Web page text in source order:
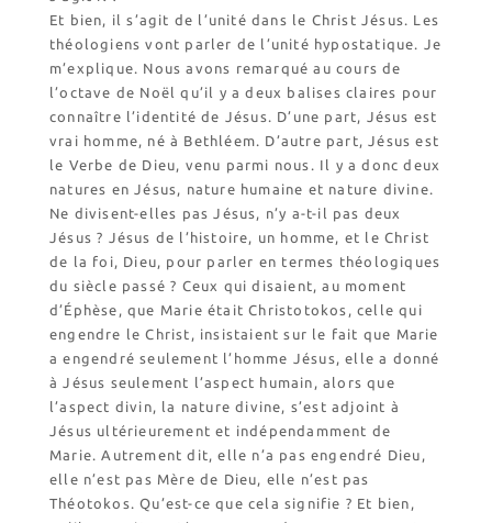
Dernières conférences
Contact Accueil
Contact Boutique
Contact Communauté
Contact Biscuiterie
Et bien, il s’agit de l’unité dans le Christ Jésus. Les
théologiens vont parler de l’unité hypostatique. Je
m’explique. Nous avons remarqué au cours de
l’octave de Noël qu’il y a deux balises claires pour
connaître l’identité de Jésus. D’une part, Jésus est
vrai homme, né à Bethléem. D’autre part, Jésus est
le Verbe de Dieu, venu parmi nous. Il y a donc deux
natures en Jésus, nature humaine et nature divine.
Ne divisent-elles pas Jésus, n’y a-t-il pas deux
Jésus ? Jésus de l’histoire, un homme, et le Christ
de la foi, Dieu, pour parler en termes théologiques
du siècle passé ? Ceux qui disaient, au moment
d’Éphèse, que Marie était Christotokos, celle qui
engendre le Christ, insistaient sur le fait que Marie
a engendré seulement l’homme Jésus, elle a donné
à Jésus seulement l’aspect humain, alors que
l’aspect divin, la nature divine, s’est adjoint à
Jésus ultérieurement et indépendamment de
Marie. Autrement dit, elle n’a pas engendré Dieu,
elle n’est pas Mère de Dieu, elle n’est pas
Théotokos. Qu’est-ce que cela signifie ? Et bien,